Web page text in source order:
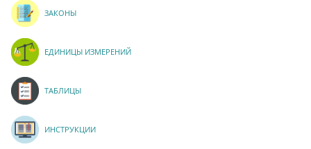
ЗАКОНЫ
ЕДИНИЦЫ ИЗМЕРЕНИЙ
ТАБЛИЦЫ
ИНСТРУКЦИИ